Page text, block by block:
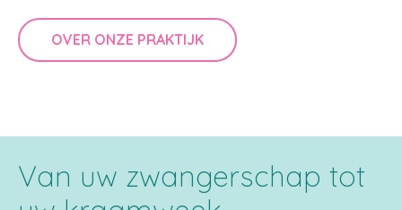
OVER ONZE PRAKTIJK
Van uw zwangerschap tot